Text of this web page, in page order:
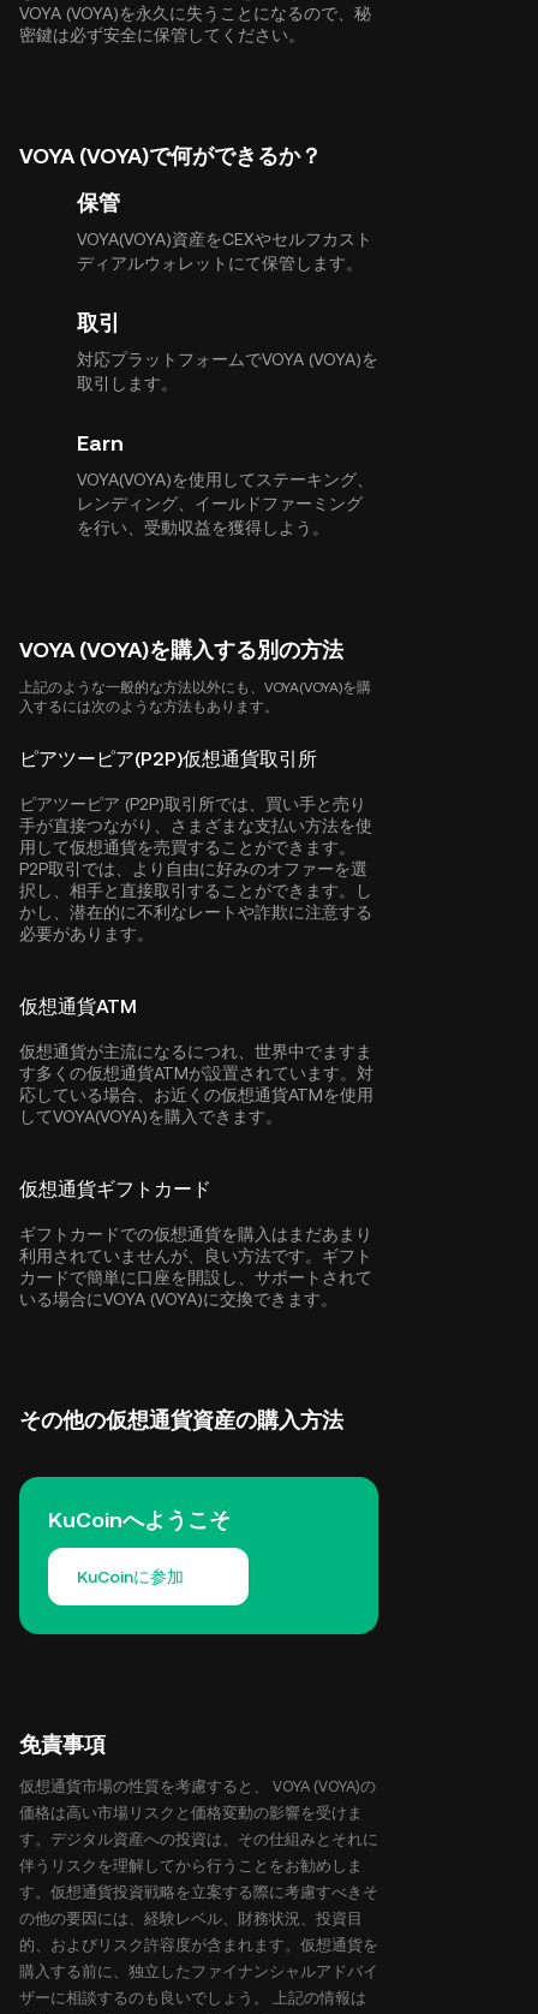
VOYA (VOYA)を永久に失うことになるので、秘
密鍵は必ず安全に保管してください。
VOYA (VOYA)で何ができるか？
保管
VOYA(VOYA)資産をCEXやセルフカスト
ディアルウォレットにて保管します。
取引
対応プラットフォームでVOYA (VOYA)を
取引します。
Earn
VOYA(VOYA)を使用してステーキング、
レンディング、イールドファーミング
を行い、受動収益を獲得しよう。
VOYA (VOYA)を購入する別の方法
上記のような一般的な方法以外にも、VOYA(VOYA)を購
入するには次のような方法もあります。
ピアツーピア(P2P)仮想通貨取引所
ピアツーピア (P2P)取引所では、買い手と売り
手が直接つながり、さまざまな支払い方法を使
用して仮想通貨を売買することができます。
P2P取引では、より自由に好みのオファーを選
択し、相手と直接取引することができます。し
かし、潜在的に不利なレートや詐欺に注意する
必要があります。
仮想通貨ATM
仮想通貨が主流になるにつれ、世界中でますま
す多くの仮想通貨ATMが設置されています。対
応している場合、お近くの仮想通貨ATMを使用
してVOYA(VOYA)を購入できます。
仮想通貨ギフトカード
ギフトカードでの仮想通貨を購入はまだあまり
利用されていませんが、良い方法です。ギフト
カードで簡単に口座を開設し、サポートされて
いる場合にVOYA (VOYA)に交換できます。
その他の仮想通貨資産の購入方法
KuCoinへようこそ
KuCoinに参加
免責事項
仮想通貨市場の性質を考慮すると、 VOYA (VOYA)の
価格は高い市場リスクと価格変動の影響を受けま
す。デジタル資産への投資は、その仕組みとそれに
伴うリスクを理解してから行うことをお勧めしま
す。仮想通貨投資戦略を立案する際に考慮すべきそ
の他の要因には、経験レベル、財務状況、投資目
的、およびリスク許容度が含まれます。仮想通貨を
購入する前に、独立したファイナンシャルアドバイ
ザーに相談するのも良いでしょう。 上記の情報は